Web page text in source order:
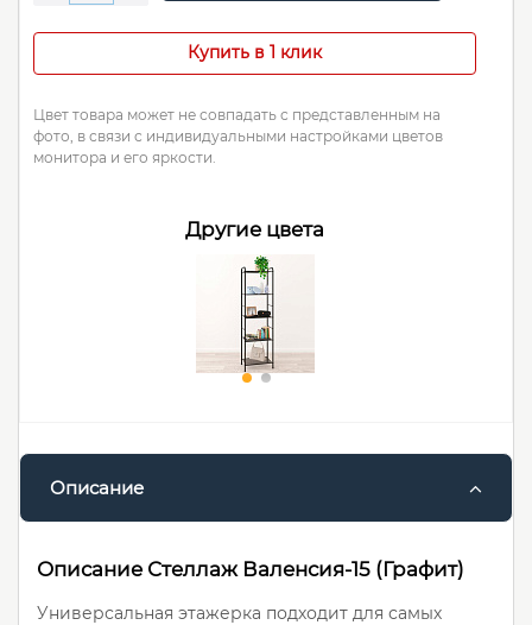
Купить в 1 клик
Цвет товара может не совпадать с представленным на
фото, в связи с индивидуальными настройками цветов
монитора и его яркости.
Другие цвета
Описание
Описание Стеллаж Валенсия-15 (Графит)
Универсальная этажерка подходит для самых